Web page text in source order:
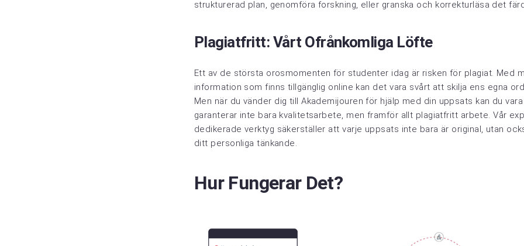
strukturerad plan, genomföra forskning, eller granska och korrekturläsa det
Plagiatfritt: Vårt Ofrånkomliga Löfte
Ett av de största orosmomenten för studenter idag är risken för plagiat. Med
information som finns tillgänglig online kan det vara svårt att skilja ens egna
Men när du vänder dig till Akademijouren för hjälp med din uppsats kan du vara
garanterar inte bara kvalitetsarbete, men framför allt plagiatfritt arbete. Vår
dedikerade verktyg säkerställer att varje uppsats inte bara är original, utan
ditt personliga tänkande.
Hur Fungerar Det?